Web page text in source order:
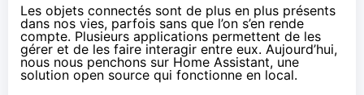
Les objets connectés sont de plus en plus présents
dans nos vies, parfois sans que l’on s’en rende
compte. Plusieurs applications permettent de les
gérer et de les faire interagir entre eux. Aujourd’hui,
nous nous penchons sur Home Assistant, une
solution open source qui fonctionne en local.